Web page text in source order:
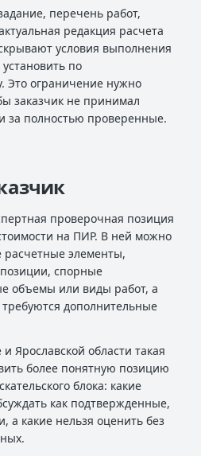
перечень работ,
редакция расчета
условия выполнения
по
Это ограничение нужно
заказчик не принимал
за полностью проверенные.
проверочная позиция
на ПИР. В ней можно
расчетные элементы,
спорные
объемы или виды работ, а
дополнительные
Ярославской области такая
более понятную позицию
блока: какие
как подтвержденные,
а какие нельзя оценить без